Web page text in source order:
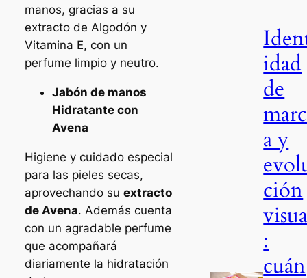
manos, gracias a su
extracto de Algodón y
Vitamina E, con un
perfume limpio y neutro.
Jabón de manos
Hidratante con
Avena
Higiene y cuidado especial
para las pieles secas,
aprovechando su extracto
de Avena. Además cuenta
con un agradable perfume
que acompañará
diariamente la hidratación
idad
de
marc
a y
ción
:
cuán